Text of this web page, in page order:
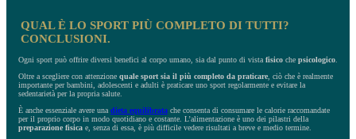
QUAL È LO SPORT PIÙ COMPLETO DI TUTTI?
CONCLUSIONI.
Ogni sport può offrire diversi benefici al corpo umano, sia dal punto di vista fisico che psicologico
Oltre a scegliere con attenzione quale sport sia il più completo da praticare , ciò che è realmente
importante per bambini, adolescenti e adulti è praticare uno sport regolarmente e evitare la
sedentarietà per la propria salute.
È anche essenziale avere una dieta equilibrata che consenta di consumare le calorie raccomandate
per il proprio corpo in modo quotidiano e costante. L’alimentazione è uno dei pilastri della
preparazione fisica e, senza di essa, è più difficile vedere risultati a breve e medio termine.